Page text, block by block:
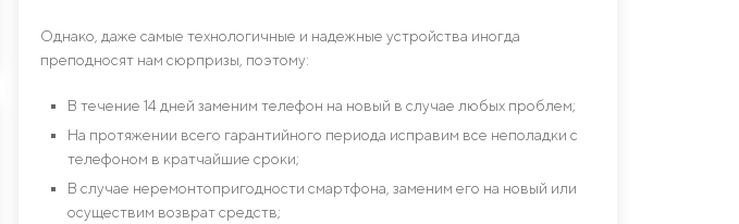
Однако, даже самые технологичные и надежные устройства иногда
преподносят нам сюрпризы, поэтому:
В течение 14 дней заменим телефон на новый в случае любых проблем;
На протяжении всего гарантийного периода исправим все неполадки с
телефоном в кратчайшие сроки;
В случае неремонтопригодности смартфона, заменим его на новый или
осуществим возврат средств;